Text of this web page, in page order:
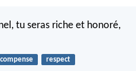
tu seras riche et honoré,
respect